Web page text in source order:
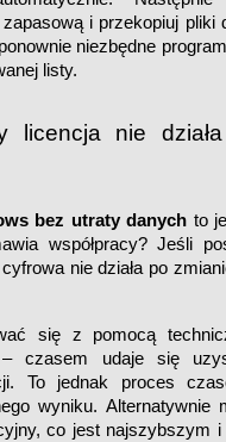
i przekopiuj pliki
niezbędne
listy.
licencja nie
bez utraty danych to
współpracy? Jeśli
nie działa po
się z pomocą
– czasem udaje się
To jednak proces
wyniku. Alternatywnie
co jest najszybszym i